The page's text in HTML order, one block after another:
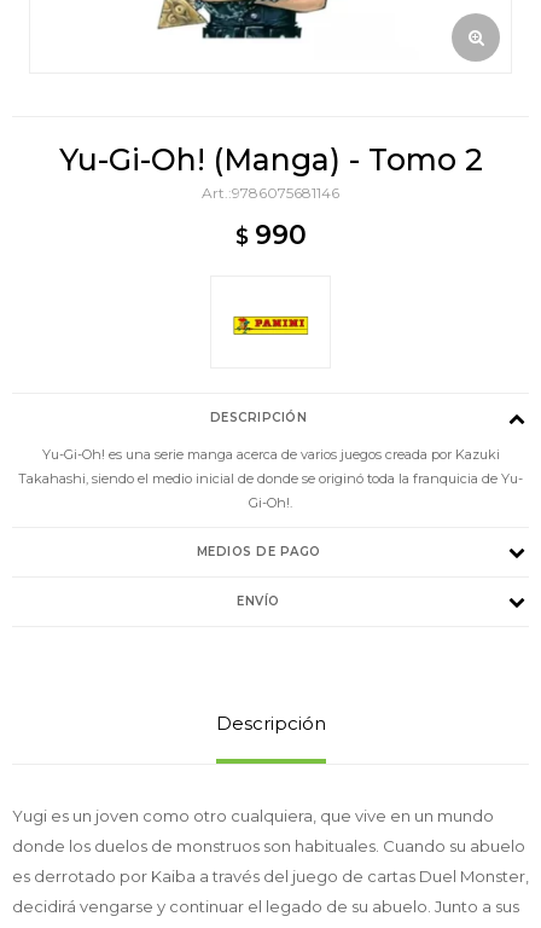
Yu-Gi-Oh! (Manga) - Tomo 2
9786075681146
$ 990
DESCRIPCIÓN
Yu-Gi-Oh! es una serie manga acerca de varios juegos creada por Kazuki
Takahashi, siendo el medio inicial de donde se originó toda la franquicia de Yu-
Gi-Oh!.
MEDIOS DE PAGO
ENVÍO
Descripción
Yugi es un joven como otro cualquiera, que vive en un mundo
donde los duelos de monstruos son habituales. Cuando su abuelo
es derrotado por Kaiba a través del juego de cartas Duel Monster,
decidirá vengarse y continuar el legado de su abuelo. Junto a sus